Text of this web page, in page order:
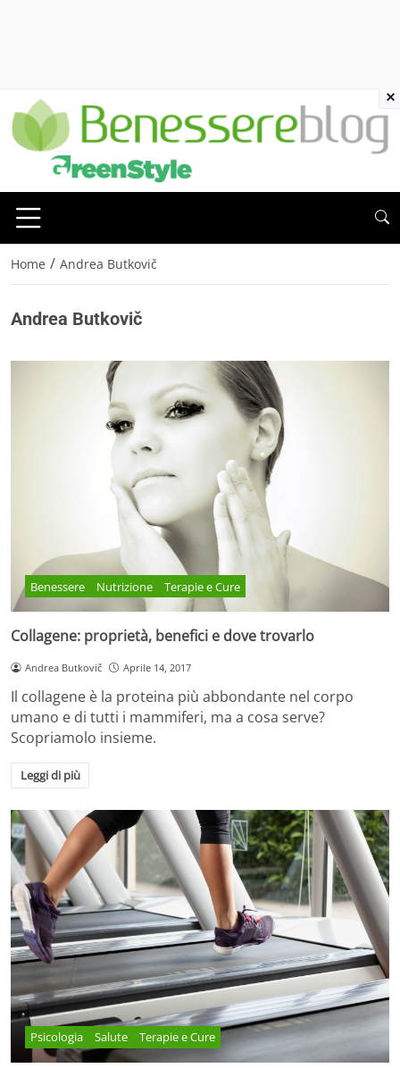
Home / Andrea Butkovič
Andrea Butkovič
Benessere Nutrizione Terapie e Cure
Collagene: proprietà, benefici e dove trovarlo
Andrea Butkovič Aprile 14, 2017
Il collagene è la proteina più abbondante nel corpo
umano e di tutti i mammiferi, ma a cosa serve?
Scopriamolo insieme.
Leggi di più
Psicologia Salute Terapie e Cure
×